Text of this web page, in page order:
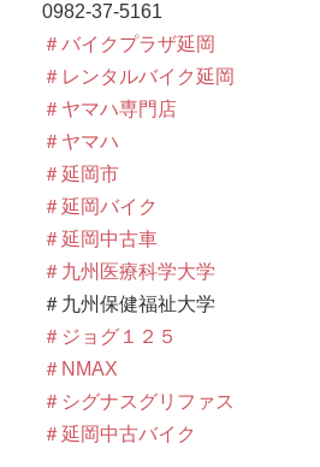
0982-37-5161
＃バイクプラザ延岡
＃レンタルバイク延岡
＃ヤマハ専門店
＃ヤマハ
＃延岡市
＃延岡バイク
＃延岡中古車
＃九州医療科学大学
＃九州保健福祉大学
＃ジョグ１２５
＃NMAX
＃シグナスグリファス
＃延岡中古バイク